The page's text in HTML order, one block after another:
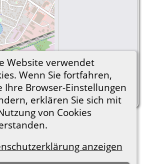
Website verwendet
Wenn Sie fortfahren,
Ihre Browser-Einstellungen
erklären Sie sich mit
von Cookies
anzeigen
©OpenStreetMap
contributors.
500 m
=Link zu Google
Earth
von Darrin Lythgoe © 2001-2026.